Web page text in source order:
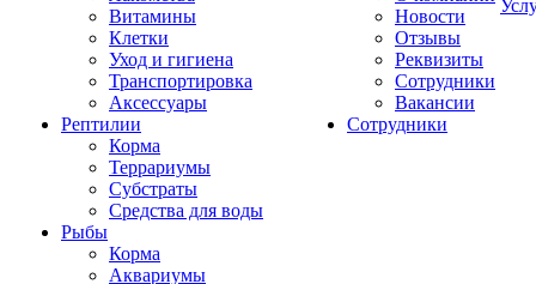
Витамины
Клетки
Уход и гигиена
Транспортировка
Аксессуары
Рептилии
Корма
Террариумы
Субстраты
Средства для воды
Рыбы
Корма
Аквариумы
Новости
Отзывы
Реквизиты
Сотрудники
Вакансии
Сотрудники